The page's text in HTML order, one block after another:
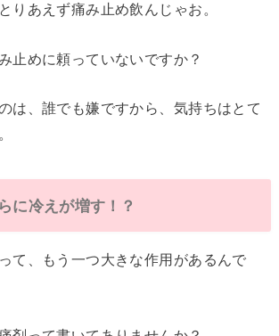
りあえず痛み止め飲んじゃお。
止めに頼っていないですか？
は、誰でも嫌ですから、気持ちはとて
に冷えが増す！？
て、もう一つ大きな作用があるんで